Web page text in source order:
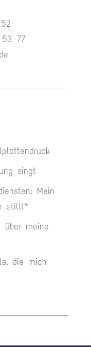
77
singt
Mein
stillt“
über meine
die mich